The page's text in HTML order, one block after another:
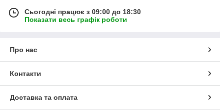
Сьогодні працює з 09:00 до 18:30
Показати весь графік роботи
Про нас
Контакти
Доставка та оплата